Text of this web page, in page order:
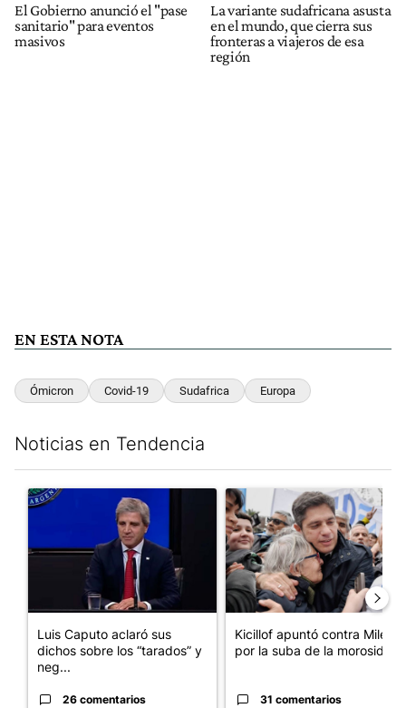
El Gobierno anunció el "pase
sanitario" para eventos
masivos
La variante sudafricana asusta
en el mundo, que cierra sus
fronteras a viajeros de esa
región
EN ESTA NOTA
Ómicron Covid-19 Sudafrica Europa
Noticias en Tendencia
Un artículo de tendencia con el título "Luis Caputo aclaró sus
Luis Caputo aclaró sus
dichos sobre los “tarados” y
neg...
26 comentarios
Un artículo de tendencia con
Kicillof apuntó contra Milei
por la suba de la morosida...
31 comentarios